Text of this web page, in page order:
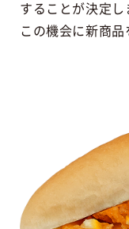
することが決定し
この機会に新商品